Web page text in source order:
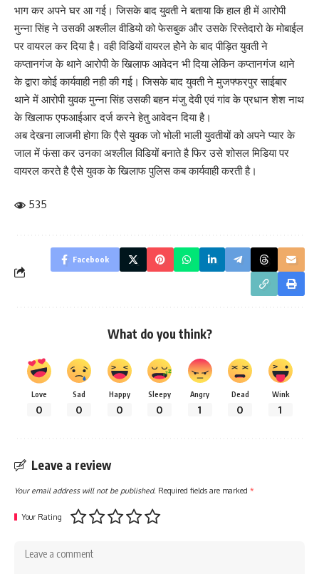
भाग कर अपने घर आ गई। जिसके बाद युवती ने बताया कि हाल ही में आरोपी
मुन्ना सिंह ने उसकी अश्लील वीडियो को फेसबुक और उसके रिस्तेदारो के मोबाईल
पर वायरल कर दिया है। वही विडियों वायरल होेने के बाद पीड़ित युवती ने
कप्तानगंज के थाने आरोपी के खिलाफ आवेदन भी दिया लेकिन कप्तानगंज थाने
के द्वारा कोई कार्यवाही नही की गई। जिसके बाद युवती ने मुजफ्फरपुर साईबार
थाने में आरोपी युवक मुन्ना सिंह उसकी बहन मंजु देवी एवं गांव के प्रधान शेश नाथ
के खिलाफ एफआईआर दर्ज करने हेतु आवेदन दिया है।
अब देखना लाजमी होगा कि एैसे युवक जो भोली भाली युवतीयों को अपने प्यार के
जाल में फंसा कर उनका अश्लील विडियों बनाते है फिर उसे शोसल मिडिया पर
वायरल करते है एैसे युवक के खिलाफ पुलिस कब कार्यवाही करती है।
535
Facebook
What do you think?
Love
0
Sad
0
Happy
0
Sleepy
0
Angry
1
Dead
0
Wink
1
Leave a review
Your email address will not be published. Required fields are marked *
Your Rating